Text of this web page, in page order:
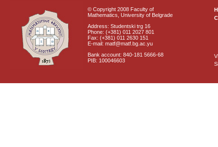
© Copyright 2008 Faculty of
Mathematics, University of Belgrade
Address: Studentski trg 16
Phone: (+381) 011 2027 801
Fax: (+381) 011 2630 151
E-mail: matf@matf.bg.ac.yu
Bank account: 840-181 5666-68
PIB: 100046603